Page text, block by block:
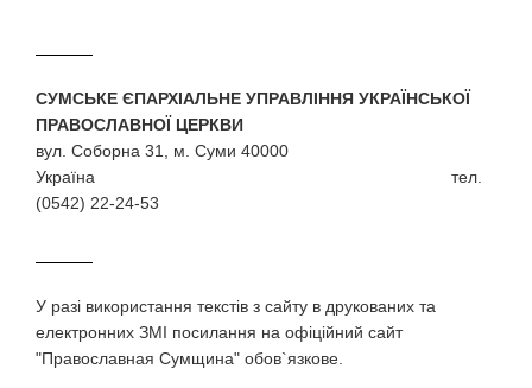
СУМСЬКЕ ЄПАРХІАЛЬНЕ УПРАВЛІННЯ УКРАЇНСЬКОЇ
ПРАВОСЛАВНОЇ ЦЕРКВИ
вул. Соборна 31, м. Суми 40000
Україна тел.
(0542) 22-24-53
У разi використання текстiв з сайту в друкованих та
електронних ЗМI посилання на офіційний сайт
"Православная Сумщина" обов`язкове.